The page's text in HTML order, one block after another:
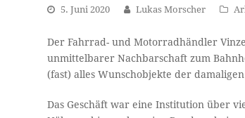
5. Juni 2020 Lukas Morscher
Der Fahrrad- und Motorradhändler
unmittelbarer Nachbarschaft zum
(fast) alles Wunschobjekte der damaligen
Das Geschäft war eine Institution über